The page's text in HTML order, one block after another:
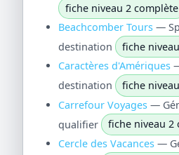
fiche niveau 2 complète
Beachcomber Tours—
destination
fiche
Caractères d'Amériques—
destination
fiche
Carrefour Voyages—
qualifier
fiche niveau 2
Cercle des Vacances—